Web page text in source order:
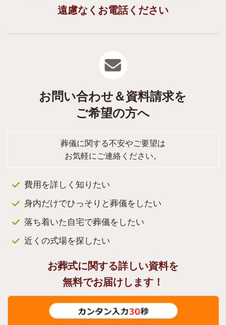
遠慮なくお電話ください
お問い合わせ＆資料請求を
ご希望の方へ
葬儀に関する不安やご要望は
お気軽にご連絡ください。
費用を詳しく知りたい
身内だけでひっそりと葬儀をしたい
落ち着いた自宅で葬儀をしたい
近くの式場を探したい
お葬式に関する詳しい資料を
無料でお届けします！